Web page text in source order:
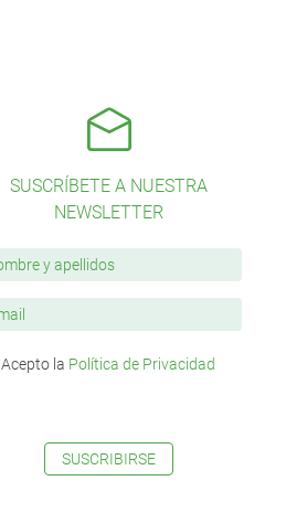
SUSCRÍBETE A NUESTRA
NEWSLETTER
Acepto la Política de Privacidad
SUSCRIBIRSE